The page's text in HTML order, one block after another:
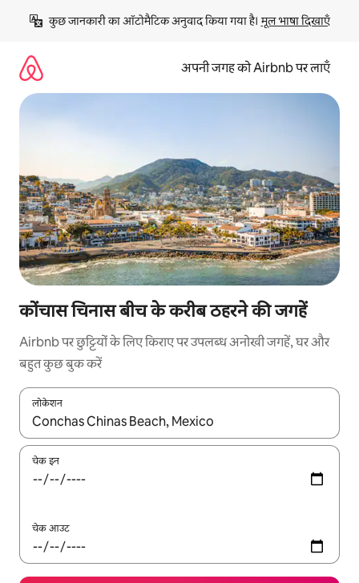
छोड़कर
कॉन्टेंट
कुछ जानकारी का ऑटोमैटिक अनुवाद किया गया है। मूल भाषा दिखाएँ
अपनी जगह को Airbnb पर लाएँ
कोंचास चिनास बीच के करीब ठहरने की जगहें
Airbnb पर छुट्टियों के लिए किराए पर उपलब्ध अनोखी जगहें, घर और
बहुत कुछ बुक करें
लोकेशन
नतीजों के उपलब्ध होने पर, अप और डाउन 'ऐरो की' का इस्तेमाल करके नेविगेट
चेक इन
चेक आउट